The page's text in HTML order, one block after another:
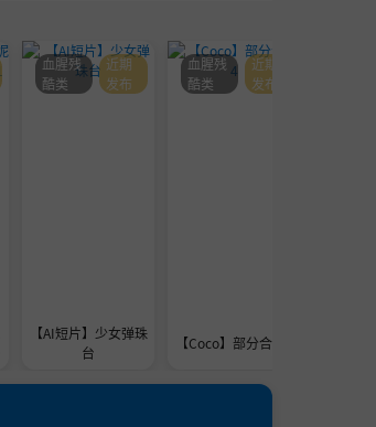
【AI短片】少女弹珠
台
血腥残
酷类
近期
发布
【Coco】部分合集4
血腥残
酷类
近期
发布